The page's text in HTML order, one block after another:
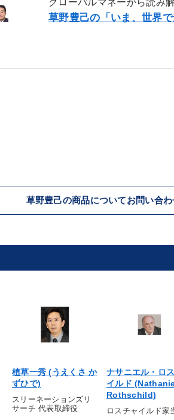
草野豊己の「いま、世界
草野豊己の商品についてお問い合わ
植草一秀 (うえくさ か
ずひで)
スリーネーションズリ
サーチ 代表取締役
ナサニエル・ロ
イルド
Rothschild)
ロスチャイルド家